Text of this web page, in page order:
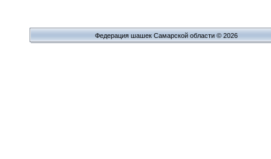
Федерация шашек Самарской области © 2026